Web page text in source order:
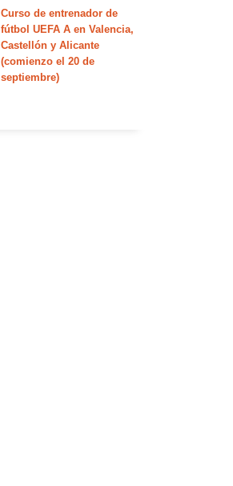
Curso de entrenador de
fútbol UEFA A en Valencia,
Castellón y Alicante
(comienzo el 20 de
septiembre)